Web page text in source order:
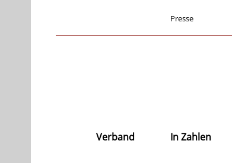
Presse
Verband In Zahlen